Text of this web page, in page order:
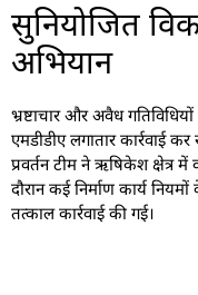
सुनियोजित
अभियान
भ्रष्टाचार और अवैध
एमडीडीए लगातार कार्रवाई
प्रवर्तन टीम ने ऋषिकेश क्षेत्र
दौरान कई निर्माण कार्य
तत्काल कार्रवाई की गई।